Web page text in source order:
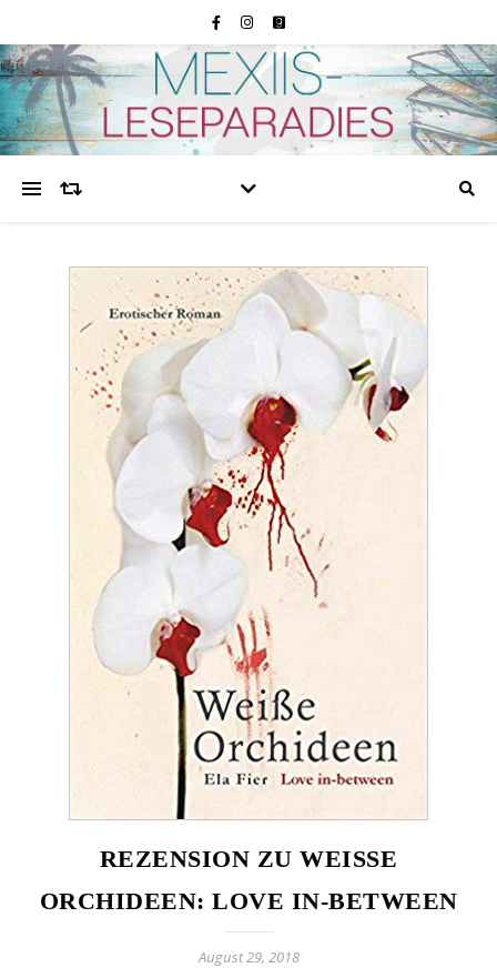
REZENSION ZU WEISSE O
RCHIDEEN: LOVE IN-BETWEEN
August 29, 2018